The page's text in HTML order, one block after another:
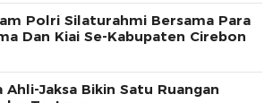
Polri Silaturahmi Bersama Para
Dan Kiai Se-Kabupaten Cirebon
Ahli-Jaksa Bikin Satu Ruangan